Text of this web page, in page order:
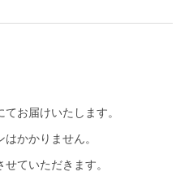
お届けいたします。
かかりません。
ていただきます。